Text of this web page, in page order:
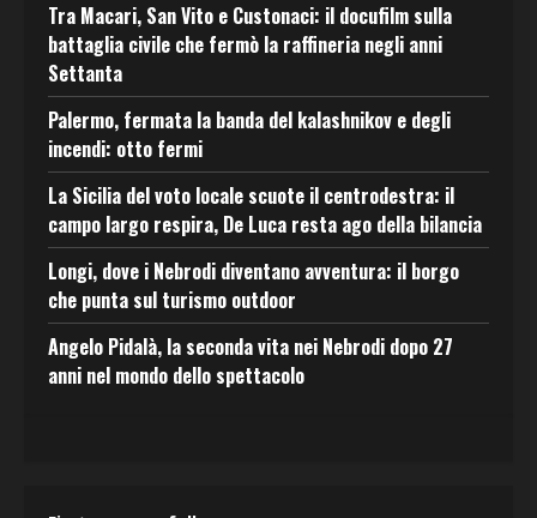
Tra Macari, San Vito e Custonaci: il docufilm sulla
battaglia civile che fermò la raffineria negli anni
Settanta
Palermo, fermata la banda del kalashnikov e degli
incendi: otto fermi
La Sicilia del voto locale scuote il centrodestra: il
campo largo respira, De Luca resta ago della bilancia
Longi, dove i Nebrodi diventano avventura: il borgo
che punta sul turismo outdoor
Angelo Pidalà, la seconda vita nei Nebrodi dopo 27
anni nel mondo dello spettacolo